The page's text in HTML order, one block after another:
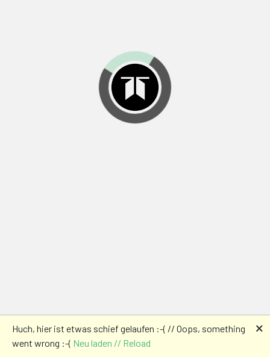
Huch, hier ist etwas schief gelaufen :-( // Oops, something
went wrong :-( Neu laden // Reload
🗙